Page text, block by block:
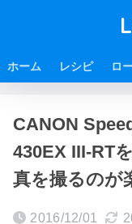
ホーム レシピ ロ
ホーム カメラ
CANON
430EX III-RT
真を撮るのが
2016/12/01